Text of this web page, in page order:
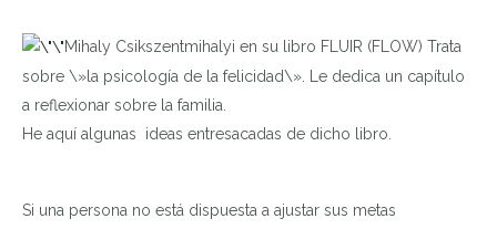
Mihaly Csikszentmihalyi en su libro FLUIR (FLOW) Trata
sobre \»la psicología de la felicidad\». Le dedica un capítulo
a reflexionar sobre la familia.
He aquí algunas ideas entresacadas de dicho libro.
Si una persona no está dispuesta a ajustar sus metas